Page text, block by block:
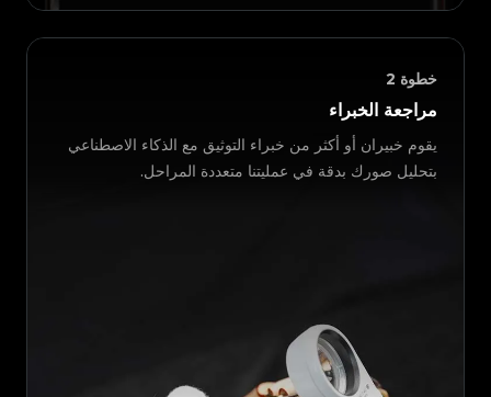
خطوة 2
مراجعة الخبراء
يقوم خبيران أو أكثر من خبراء التوثيق مع الذكاء الاصطناعي
بتحليل صورك بدقة في عمليتنا متعددة المراحل.